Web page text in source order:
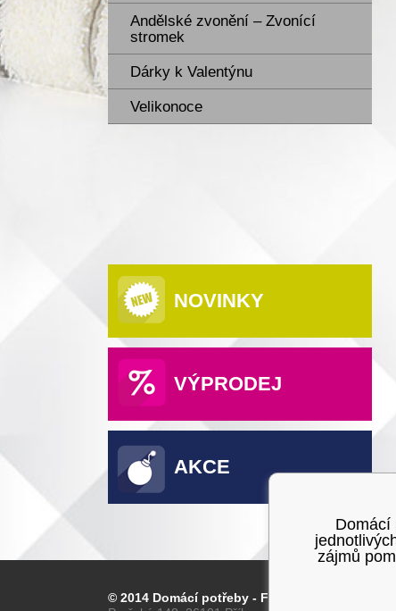
Andělské zvonění – Zvonící
stromek
Dárky k Valentýnu
Velikonoce
NOVINKY
VÝPRODEJ
AKCE
© 2014 Domácí potřeby - Franta
Domácí
zájmů